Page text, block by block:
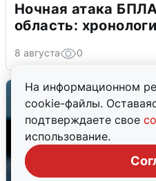
На информационном
cookie-файлы.
подтверждаете свое
использование.
Ночная атака
область:
8 августа 0